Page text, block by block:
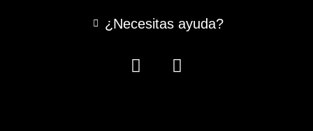
¿Necesitas ayuda?